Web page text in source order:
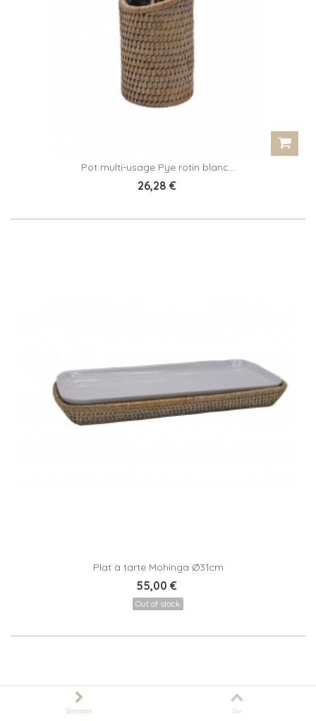
Pot multi-usage Pye rotin blanc...
26,28 €
Plat à tarte Mohinga Ø31cm
55,00 €
Out of stock
Sinistra Su